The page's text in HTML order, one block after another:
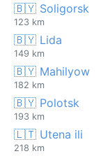
🇧🇾 Soligorsk
123 km
🇧🇾 Lida
149 km
🇧🇾 Mahilyow
182 km
🇧🇾 Polotsk
193 km
🇱🇹 Utena ili
218 km